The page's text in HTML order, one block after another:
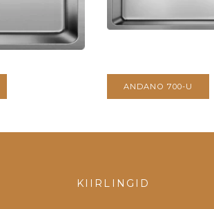
ANDANO 700-U
KIIRLINGID